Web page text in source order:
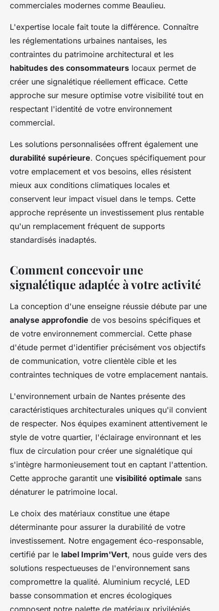
commerciales modernes comme Beaulieu.
L'expertise locale fait toute la différence. Connaître
les réglementations urbaines nantaises, les
contraintes du patrimoine architectural et les
habitudes des consommateurs locaux permet de
créer une signalétique réellement efficace. Cette
approche sur mesure optimise votre visibilité tout en
respectant l'identité de votre environnement
commercial.
Les solutions personnalisées offrent également une
durabilité supérieure. Conçues spécifiquement pour
votre emplacement et vos besoins, elles résistent
mieux aux conditions climatiques locales et
conservent leur impact visuel dans le temps. Cette
approche représente un investissement plus rentable
qu'un remplacement fréquent de supports
standardisés inadaptés.
Comment concevoir une
signalétique adaptée à votre activité
La conception d'une enseigne réussie débute par une
analyse approfondie de vos besoins spécifiques et
de votre environnement commercial. Cette phase
d'étude permet d'identifier précisément vos objectifs
de communication, votre clientèle cible et les
contraintes techniques de votre emplacement nantais.
L'environnement urbain de Nantes présente des
caractéristiques architecturales uniques qu'il convient
de respecter. Nos équipes examinent attentivement le
style de votre quartier, l'éclairage environnant et les
flux de circulation pour créer une signalétique qui
s'intègre harmonieusement tout en captant l'attention.
Cette approche garantit une visibilité optimale sans
dénaturer le patrimoine local.
Le choix des matériaux constitue une étape
déterminante pour assurer la durabilité de votre
investissement. Notre engagement éco-responsable,
certifié par le label Imprim'Vert, nous guide vers des
solutions respectueuses de l'environnement sans
compromettre la qualité. Aluminium recyclé, LED
basse consommation et encres écologiques